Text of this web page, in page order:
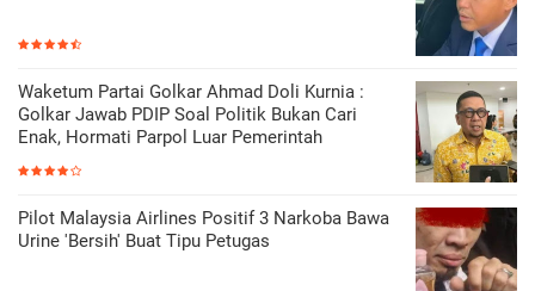
Waketum Partai Golkar Ahmad Doli Kurnia :
Golkar Jawab PDIP Soal Politik Bukan Cari
Enak, Hormati Parpol Luar Pemerintah
Pilot Malaysia Airlines Positif 3 Narkoba Bawa
Urine 'Bersih' Buat Tipu Petugas